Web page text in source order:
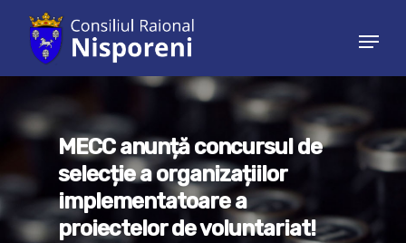
Hit enter to search or ESC to close
MECC anunță concursul de
selecție a organizațiilor
implementatoare a
proiectelor de voluntariat!